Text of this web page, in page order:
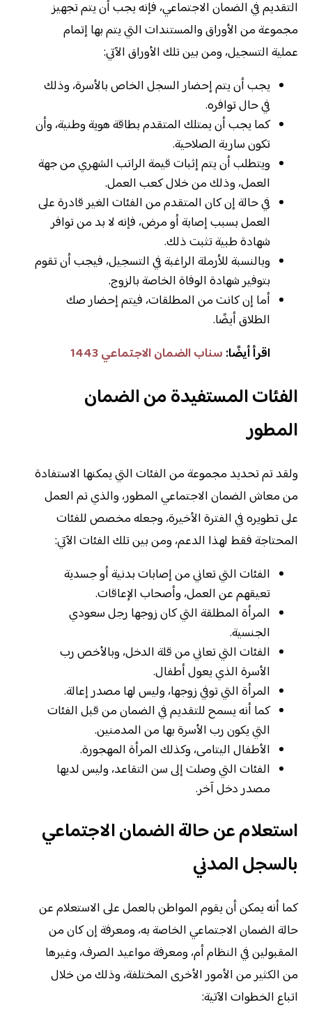
التقديم في الضمان الاجتماعي، فإنه يجب أن يتم تجهيز
مجموعة من الأوراق والمستندات التي يتم بها إتمام
عملية التسجيل، ومن بين تلك الأوراق الآتي:
يجب أن يتم إحضار السجل الخاص بالأسرة، وذلك
في حال توافره.
كما يجب أن يمتلك المتقدم بطاقة هوية وطنية، وأن
تكون سارية الصلاحية.
ويتطلب أن يتم إثبات قيمة الراتب الشهري من جهة
العمل، وذلك من خلال كعب العمل.
في حالة إن كان المتقدم من الفئات الغير قادرة على
العمل بسبب إصابة أو مرض، فإنه لا بد من توافر
شهادة طبية تثبت ذلك.
وبالنسبة للأرملة الراغبة في التسجيل، فيجب أن تقوم
بتوفير شهادة الوفاة الخاصة بالزوج.
أما إن كانت من المطلقات، فيتم إحضار صك
الطلاق أيضًا.
اقرأ أيضًا: سناب الضمان الاجتماعي 1443
الفئات المستفيدة من الضمان
المطور
ولقد تم تحديد مجموعة من الفئات التي يمكنها الاستفادة
من معاش الضمان الاجتماعي المطور، والذي تم العمل
على تطويره في الفترة الأخيرة، وجعله مخصص للفئات
المحتاجة فقط لهذا الدعم، ومن بين تلك الفئات الآتي:
الفئات التي تعاني من إصابات بدنية أو جسدية
تعيقهم عن العمل، وأصحاب الإعاقات.
المرأة المطلقة التي كان زوجها رجل سعودي
الجنسية.
الفئات التي تعاني من قلة الدخل، وبالأخص رب
الأسرة الذي يعول أطفال.
المرأة التي توفي زوجها، وليس لها مصدر إعالة.
كما أنه يسمح للتقديم في الضمان من قبل الفئات
التي يكون رب الأسرة بها من المدمنين.
الأطفال اليتامى، وكذلك المرأة المهجورة.
الفئات التي وصلت إلى سن التقاعد، وليس لديها
مصدر دخل آخر.
استعلام عن حالة الضمان الاجتماعي
بالسجل المدني
كما أنه يمكن أن يقوم المواطن بالعمل على الاستعلام عن
حالة الضمان الاجتماعي الخاصة به، ومعرفة إن كان من
المقبولين في النظام أم، ومعرفة مواعيد الصرف، وغيرها
من الكثير من الأمور الأخرى المختلفة، وذلك من خلال
اتباع الخطوات الآتية: